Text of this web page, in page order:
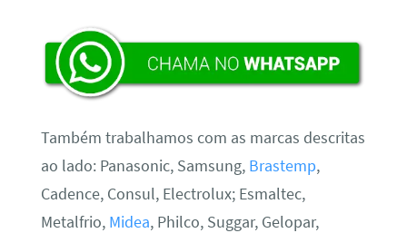
Também trabalhamos com as marcas descritas
ao lado: Panasonic, Samsung, Brastemp,
Cadence, Consul, Electrolux; Esmaltec,
Metalfrio, Midea, Philco, Suggar, Gelopar,